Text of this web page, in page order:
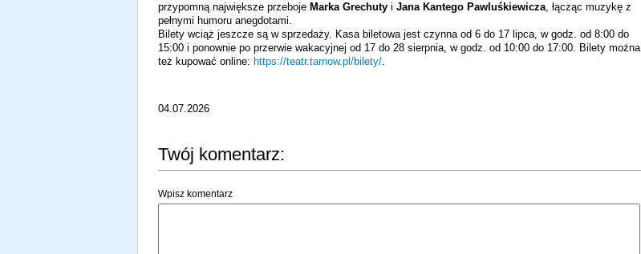
przypomną największe przeboje Marka Grechuty i Jana Kantego Pawluśkiewicza, łącząc muzykę z
pełnymi humoru anegdotami.
Bilety wciąż jeszcze są w sprzedaży. Kasa biletowa jest czynna od 6 do 17 lipca, w godz. od 8:00 do
15:00 i ponownie po przerwie wakacyjnej od 17 do 28 sierpnia, w godz. od 10:00 do 17:00. Bilety można
też kupować online: https://teatr.tarnow.pl/bilety/.
04.07.2026
Twój komentarz:
Wpisz komentarz